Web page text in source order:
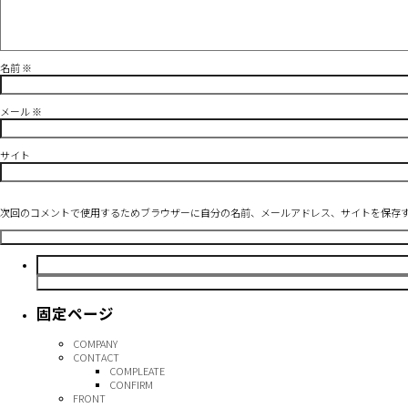
名前※
メール※
サイト
次回のコメントで使用するためブラウザーに自分の名前、メールアドレス、サイトを保存
検
索:
固定ページ
COMPANY
CONTACT
COMPLEATE
CONFIRM
FRONT